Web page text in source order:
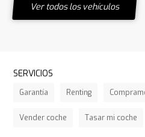
Ver todos los vehículos
SERVICIOS
Garantía Renting
Vender coche Tasar mi coche